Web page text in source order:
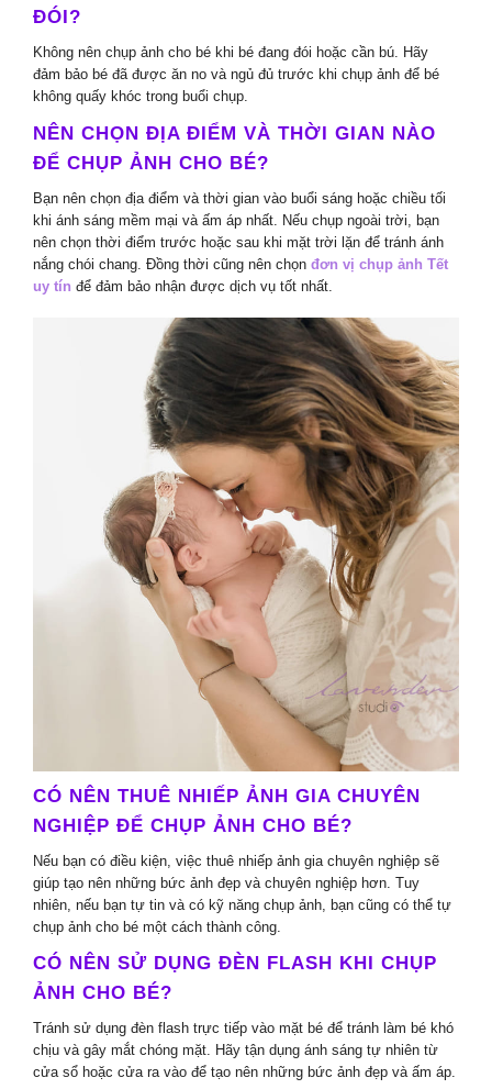
ĐÓI?
Không nên chụp ảnh cho bé khi bé đang đói hoặc cần bú. Hãy
đảm bảo bé đã được ăn no và ngủ đủ trước khi chụp ảnh để bé
không quấy khóc trong buổi chụp.
NÊN CHỌN ĐỊA ĐIỂM VÀ THỜI GIAN NÀO
ĐỂ CHỤP ẢNH CHO BÉ?
Bạn nên chọn địa điểm và thời gian vào buổi sáng hoặc chiều tối
khi ánh sáng mềm mại và ấm áp nhất. Nếu chụp ngoài trời, bạn
nên chọn thời điểm trước hoặc sau khi mặt trời lặn để tránh ánh
nắng chói chang. Đồng thời cũng nên chọn đơn vị chụp ảnh Tết
uy tín để đảm bảo nhận được dịch vụ tốt nhất.
CÓ NÊN THUÊ NHIẾP ẢNH GIA CHUYÊN
NGHIỆP ĐỂ CHỤP ẢNH CHO BÉ?
Nếu bạn có điều kiện, việc thuê nhiếp ảnh gia chuyên nghiệp sẽ
giúp tạo nên những bức ảnh đẹp và chuyên nghiệp hơn. Tuy
nhiên, nếu bạn tự tin và có kỹ năng chụp ảnh, bạn cũng có thể tự
chụp ảnh cho bé một cách thành công.
CÓ NÊN SỬ DỤNG ĐÈN FLASH KHI CHỤP
ẢNH CHO BÉ?
Tránh sử dụng đèn flash trực tiếp vào mặt bé để tránh làm bé khó
chịu và gây mắt chóng mặt. Hãy tận dụng ánh sáng tự nhiên từ
cửa sổ hoặc cửa ra vào để tạo nên những bức ảnh đẹp và ấm áp.